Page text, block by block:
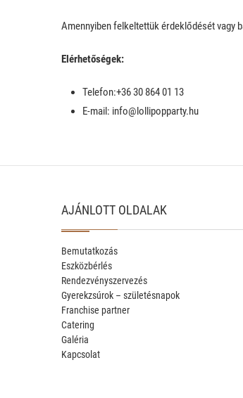
Amennyiben felkeltettük érdeklődését vagy
Elérhetőségek:
Telefon:+36 30 864 01 13
E-mail: info@lollipopparty.hu
AJÁNLOTT OLDALAK
Bemutatkozás
Eszközbérlés
Rendezvényszervezés
Gyerekzsúrok – születésnapok
Franchise partner
Catering
Galéria
Kapcsolat